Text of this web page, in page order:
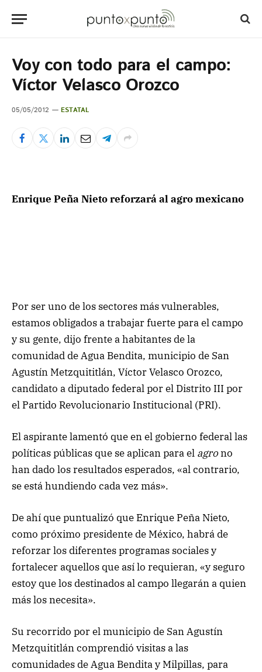
Voy con todo para el campo:
Víctor Velasco Orozco
05/05/2012 ESTATAL
Enrique Peña Nieto reforzará al agro mexicano
Por ser uno de los sectores más vulnerables,
estamos obligados a trabajar fuerte para el campo
y su gente, dijo frente a habitantes de la
comunidad de Agua Bendita, municipio de San
Agustín Metzquititlán, Víctor Velasco Orozco,
candidato a diputado federal por el Distrito III por
el Partido Revolucionario Institucional (PRI).
El aspirante lamentó que en el gobierno federal las
políticas públicas que se aplican para el agrono
han dado los resultados esperados, «al contrario,
se está hundiendo cada vez más».
De ahí que puntualizó que Enrique Peña Nieto,
como próximo presidente de México, habrá de
reforzar los diferentes programas sociales y
fortalecer aquellos que así lo requieran, «y seguro
estoy que los destinados al campo llegarán a quien
más los necesita».
Su recorrido por el municipio de San Agustín
Metzquititlán comprendió visitas a las
comunidades de Agua Bendita y Milpillas, para